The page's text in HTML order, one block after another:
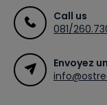
Call us
081/
Envoyez